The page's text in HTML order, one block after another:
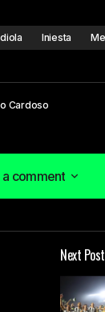
Iniesta
Cardoso
comment
comment
Campos
Next Post